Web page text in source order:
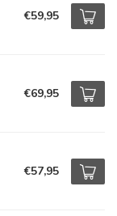
€59,95
€69,95
€57,95